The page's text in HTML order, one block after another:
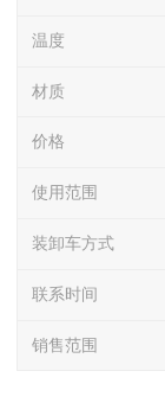
温度
材质
价格
使用范围
装卸车方式
联系时间
销售范围